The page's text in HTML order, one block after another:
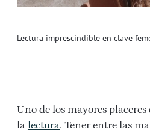
Lectura imprescindible en clave
Uno de los mayores
la lectura. Tener entre las